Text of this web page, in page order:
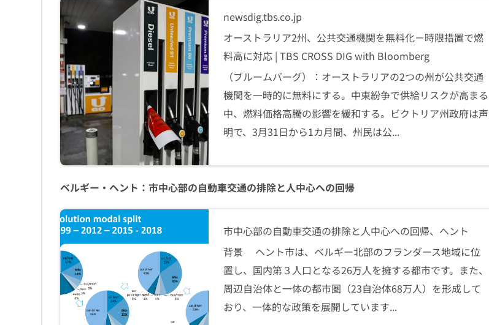
newsdig.tbs.co.jp
オーストラリア2州、公共交通機関を無料化－時限措置で燃
料高に対応 | TBS CROSS DIG with Bloomberg
（ブルームバーグ）：オーストラリアの2つの州が公共交通
機関を一時的に無料にする。中東紛争で供給リスクが高まる
中、燃料価格高騰の影響を緩和する。ビクトリア州政府は声
明で、3月31日から1カ月間、州民は公...
ベルギー・ヘント：市中心部の自動車交通の排除と人中心への回帰
市中心部の自動車交通の排除と人中心への回帰、ヘント
背景 ヘント市は、ベルギー北部のフランダース地域に位
置し、国内第３人口となる26万人を擁する都市です。また、
周辺自治体と一体の都市圏（23自治体68万人）を形成して
おり、一体的な政策を展開しています...